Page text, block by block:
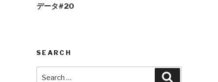
データ#20
SEARCH